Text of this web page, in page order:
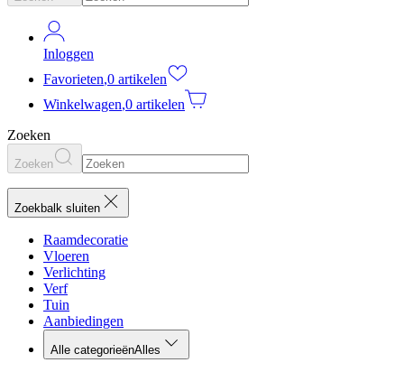
Inloggen
Favorieten,0 artikelen
Winkelwagen,0 artikelen
Zoeken
Zoeken
Zoekbalk sluiten
Raamdecoratie
Vloeren
Verlichting
Verf
Tuin
Aanbiedingen
Alle categorieënAlles